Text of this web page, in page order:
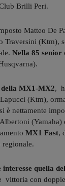
Brilli Peri.
Matteo De
Traversini (Ktm),
Nella 85 senior
MX1-MX2,
(Ktm),
è nettamente
(Yamaha)
MX1 Fast,
quella
vittoria con